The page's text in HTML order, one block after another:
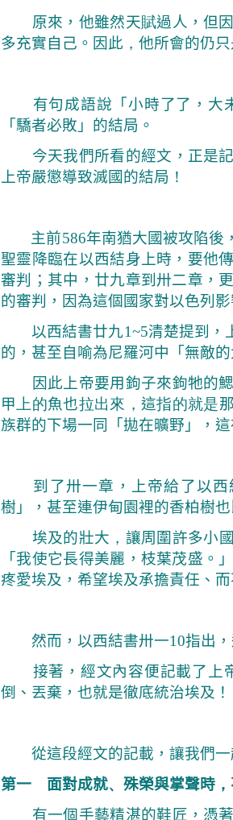
原來，他雖然天賦過人，但
多充實自己。因此 ， 他所會的仍
有句成語說「小時了了，大
「驕者必敗」的結局。
今天我們所看的經文，正是
上帝嚴懲導致滅國的結局 ！
主前586年南猶大國被攻陷後
聖靈降臨在以西結身上時，要他
審判；其中，廿九章到卅二章，
的審判，因為這個國家對以色列影
以西結書廿九1~5清楚提到，
的，甚至自喻為尼羅河中「無敵的
因此上帝要用鉤子來鉤牠的鰓
甲 上的魚也拉出來， 這指的就是
族群的下場一同「拋在曠野」，
到了卅一章，上帝給了以
樹」，甚至連伊甸園裡的香柏樹
埃及的壯大 ， 讓周圍許多小
「我使它長得美麗，枝葉茂盛。
疼愛埃及，希望埃及承擔責任、而
然而，以西結書卅一10指出
接著，經文內容便記載了上帝
倒、丟棄，也就是徹底統治埃及！
從這段經文的記載，讓我們
第一 面對成就、 殊榮與掌聲時 ，
有一個手藝精湛的鞋匠 ，憑